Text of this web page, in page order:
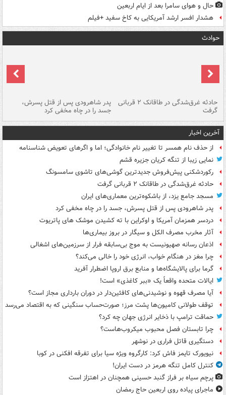
حال و هوای سامرا بعد از ایام اربعین
هشدار افسر ارشد آمریکایی به کاخ سفید +فیلم
حوادث
حادثه غرق‌شدگی در طاقانک ۲ قربانی
گرفت
پدر شاهرودی پس از قتل پسرش،
جسد را در چاه مخفی کرد
آخرین اخبار
از حذف نام همسر تا تغییر نام خانوادگی؛ اما و اگرهای تعویض شناسنامه
نمایی زیبا از تنگه کریان جزیره قشم
رکوردشکنی پیش‌فروش جدیدترین گوشی‌های تاشوی سامسونگ
حادثه غرق‌شدگی در طاقانک ۲ قربانی گرفت
مسجد جامع یزد، از باشکوه‌ترین معماری‌های ایران
پدر شاهرودی پس از قتل پسرش، جسد را در چاه مخفی کرد
دردسر همزمان آمریکا و اوکراین با ته کشیدن موشک های پاتریوت
آثار مخرب مصرف الکل و سیگار در بروز بیماری‌ها
اذعان رسانه صهیونیست به موج بی‌سابقه فرار از سرزمین‌های اشغالی
چرا مغز در هنگام خواب، انرژی خود را خالی می‌کند؟
گرما برای پالایشگاه‌ها و منابع برق اروپا اضطرار آفرید
ایالات متحده واقعاً یک «ببر کاغذی» است!
آیا مصرف قهوه و نوشیدنی‌های کافئین‌دار در دوران بارداری مجاز است؟
توقف طولانی کامیون‌ها پشت مرز؛ صورت‌حساب سنگینی که به اقتصاد می‌رسد
حماقت ترامپ با ذخایر انرژی جهان چه کرد؟
چرا تابستان فصل محبوب میکروب‌هاست؟
دستگیری قاتل فراری در نوشهر
نیویورک تایمز فاش کرد: کارگروه ویژه سیا برای تفرقه افکنی در کوبا
کنترل کامل تنگه هرمز در دست ایران!
پرچم سیاه بر فراز گنبد حسینی همچنان در اهتزاز است
ماجرای پیاده روی اربعین حاج رمضان